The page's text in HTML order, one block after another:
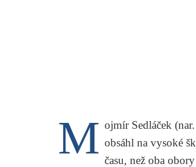
M ojmír Sedláček
obsáhl na vysoké
času, než oba